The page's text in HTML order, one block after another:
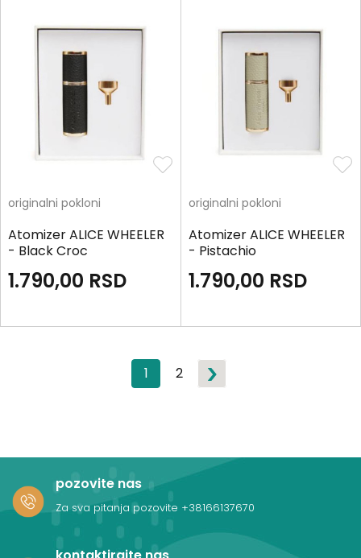
originalni pokloni
Atomizer ALICE WHEELER
- Black Croc
1.790,00 RSD
originalni pokloni
Atomizer ALICE WHEELER
- Pistachio
1.790,00 RSD
1 2
pozovite nas
Za sva pitanja pozovite +38166137670